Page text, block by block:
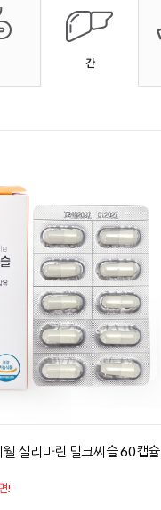
간
실리마린 밀크씨슬 60캡슐
!